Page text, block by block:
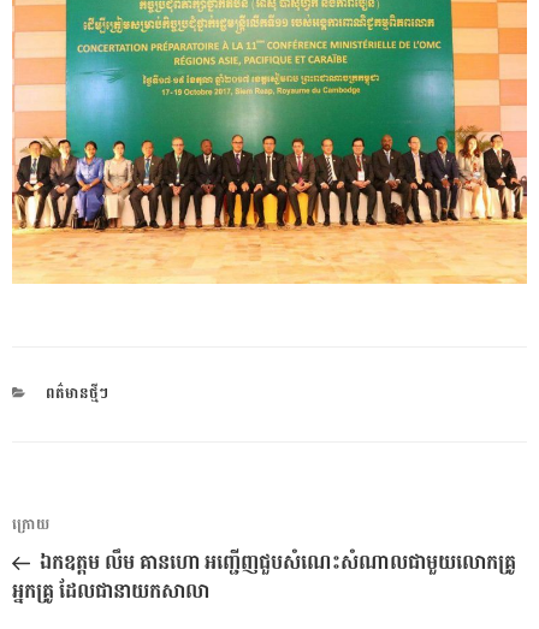
CATEGORIES
ពត៌មានថ្មីៗ
ការ​
នាំទិស​
ប្រកាស
អត្ថបទ
មុន
ក្រោយ
ឯកឧត្តម លឹម គានហោ អញ្ជើញជួបសំណេះសំណាលជាមួយលោកគ្រូ
អ្នកគ្រូ ដែលជានាយកសាលា